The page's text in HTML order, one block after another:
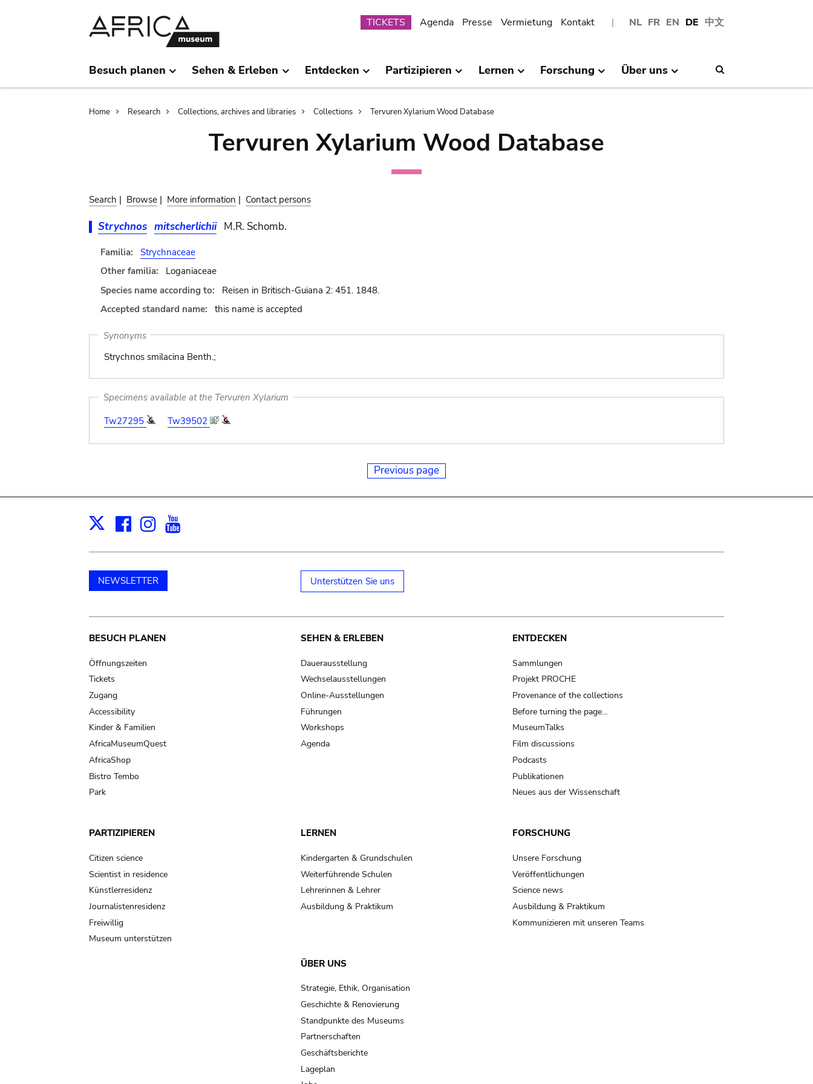
NL FR EN DE 中文
Submenu
TICKETS Agenda Presse Vermietung Kontakt
Besuch planen Sehen & Erleben Entdecken Partizipieren Lernen Forschung Über uns
Breadcrumb
Home Research Collections, archives and libraries Collections Tervuren Xylarium Wood Database
Tervuren Xylarium Wood Database
Search | Browse | More information | Contact persons
Strychnos mitscherlichii M.R. Schomb.
Familia:
Strychnaceae
Other familia:
Loganiaceae
Species name according to:
Reisen in Britisch-Guiana 2: 451. 1848.
Accepted standard name:
this name is accepted
Synonyms
Strychnos smilacina Benth.;
Specimens available at the Tervuren Xylarium
Tw27295
Tw39502
Previous page
X Facebook
Instagram
NEWSLETTER Unterstützen Sie uns
Main
navigation
BESUCH PLANEN
Öffnungszeiten
Tickets
Zugang
Accessibility
Kinder & Familien
AfricaMuseumQuest
AfricaShop
Bistro Tembo
Park
SEHEN & ERLEBEN
Dauerausstellung
Wechselausstellungen
Online-Ausstellungen
Führungen
Workshops
Agenda
ENTDECKEN
Sammlungen
Projekt PROCHE
Provenance of the collections
Before turning the page…
MuseumTalks
Film discussions
Podcasts
Publikationen
Neues aus der Wissenschaft
PARTIZIPIEREN
Citizen science
Scientist in residence
Künstlerresidenz
Journalistenresidenz
Freiwillig
Museum unterstützen
LERNEN
Kindergarten & Grundschulen
Weiterführende Schulen
Lehrerinnen & Lehrer
Ausbildung & Praktikum
FORSCHUNG
Unsere Forschung
Veröffentlichungen
Science news
Ausbildung & Praktikum
Kommunizieren mit unseren Teams
ÜBER UNS
Strategie, Ethik, Organisation
Geschichte & Renovierung
Standpunkte des Museums
Partnerschaften
Geschäftsberichte
Lageplan